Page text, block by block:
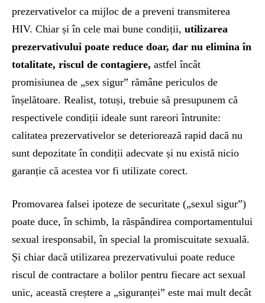
prezervativelor ca mijloc de a preveni transmiterea
HIV. Chiar și în cele mai bune condiții, utilizarea
prezervativului poate reduce doar, dar nu elimina în
totalitate, riscul de contagiere, astfel încât
promisiunea de „sex sigur” rămâne periculos de
înșelătoare. Realist, totuși, trebuie să presupunem că
respectivele condiții ideale sunt rareori întrunite:
calitatea prezervativelor se deteriorează rapid dacă nu
sunt depozitate în condiții adecvate și nu există nicio
garanție că acestea vor fi utilizate corect.
Promovarea falsei ipoteze de securitate („sexul sigur”)
poate duce, în schimb, la răspândirea comportamentului
sexual iresponsabil, în special la promiscuitate sexuală.
Și chiar dacă utilizarea prezervativului poate reduce
riscul de contractare a bolilor pentru fiecare act sexual
unic, această creștere a „siguranței” este mai mult decât